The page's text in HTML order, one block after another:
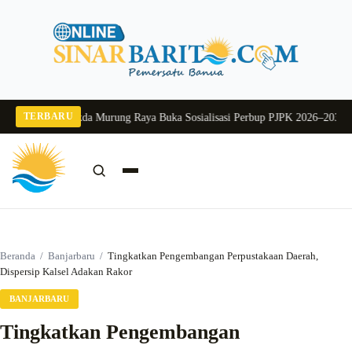
TERBARU
2026Pj Sekda Murung Raya Buka Sosialisasi Perbup PJPK 2026–2030
Beranda / Banjarbaru / Tingkatkan Pengembangan Perpustakaan Daerah,
Dispersip Kalsel Adakan Rakor
BANJARBARU
Tingkatkan Pengembangan